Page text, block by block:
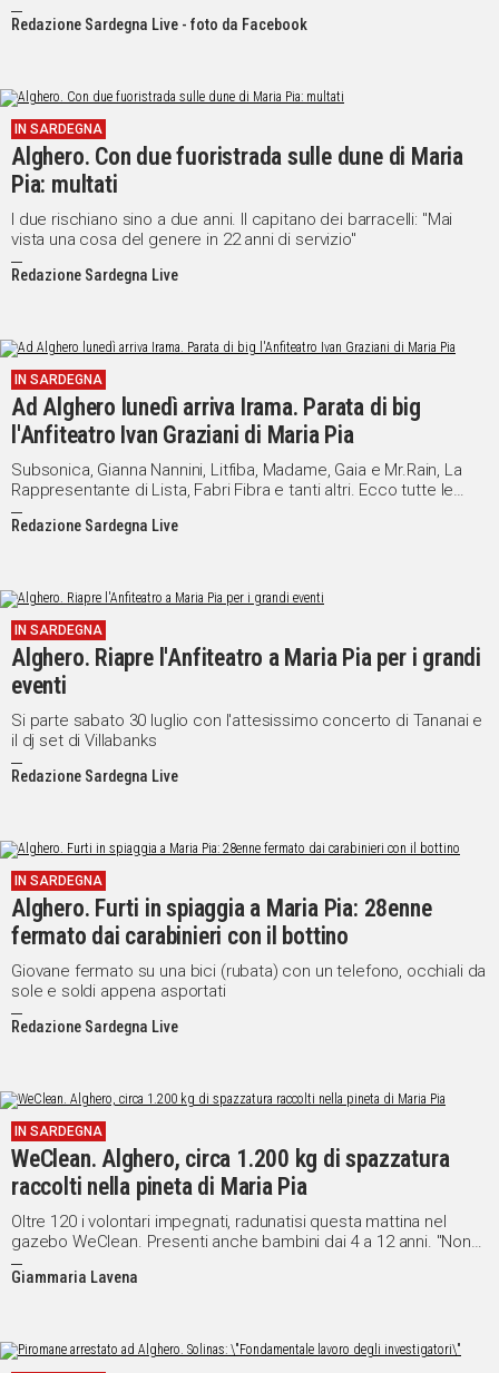
Redazione Sardegna Live - foto da Facebook
IN SARDEGNA
Alghero. Con due fuoristrada sulle dune di Maria
Pia: multati
I due rischiano sino a due anni. Il capitano dei barracelli: "Mai
vista una cosa del genere in 22 anni di servizio"
Redazione Sardegna Live
IN SARDEGNA
Ad Alghero lunedì arriva Irama. Parata di big
l'Anfiteatro Ivan Graziani di Maria Pia
Subsonica, Gianna Nannini, Litfiba, Madame, Gaia e Mr.Rain, La
Rappresentante di Lista, Fabri Fibra e tanti altri. Ecco tutte le
date
Redazione Sardegna Live
IN SARDEGNA
Alghero. Riapre l'Anfiteatro a Maria Pia per i grandi
eventi
Si parte sabato 30 luglio con l'attesissimo concerto di Tananai e
il dj set di Villabanks
Redazione Sardegna Live
IN SARDEGNA
Alghero. Furti in spiaggia a Maria Pia: 28enne
fermato dai carabinieri con il bottino
Giovane fermato su una bici (rubata) con un telefono, occhiali da
sole e soldi appena asportati
Redazione Sardegna Live
IN SARDEGNA
WeClean. Alghero, circa 1.200 kg di spazzatura
raccolti nella pineta di Maria Pia
Oltre 120 i volontari impegnati, radunatisi questa mattina nel
gazebo WeClean. Presenti anche bambini dai 4 a 12 anni. "Non
ci aspettavamo questo successo"
Giammaria Lavena